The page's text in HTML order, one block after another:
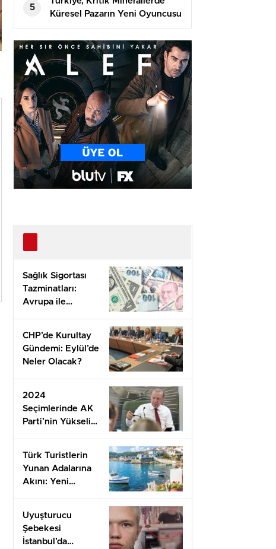
5
Küresel Pazarın Yeni Oyuncusu
Olma Yolunda!
Sağlık Sigortası
Tazminatları:
Avrupa ile
Fark
CHP’de Kurultay
Gündemi: Eylül’de
Neler Olacak?
2024
Seçimlerinde AK
Parti’nin Yükselişi:
Türk Turistlerin
Yunan Adalarına
Akını: Yeni
Uyuşturucu
Şebekesi
İstanbul’da